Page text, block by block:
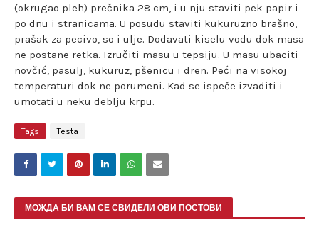
(okrugao pleh) prečnika 28 cm, i u nju staviti pek papir i
po dnu i stranicama. U posudu staviti kukuruzno brašno,
prašak za pecivo, so i ulje. Dodavati kiselu vodu dok masa
ne postane retka. Izručiti masu u tepsiju. U masu ubaciti
novčić, pasulj, kukuruz, pšenicu i dren. Peći na visokoj
temperaturi dok ne porumeni. Kad se ispeče izvaditi i
umotati u neku deblju krpu.
Tags Testa
МОЖДА БИ ВАМ СЕ СВИДЕЛИ ОВИ ПОСТОВИ